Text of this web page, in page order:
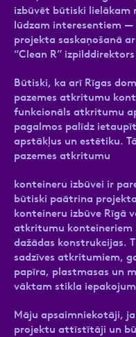
izbūvēt būtiski lielākam
lūdzam interesentiem
projekta saskaņošanā
“Clean R”
Būtiski, ka arī Rīgas
pazemes atkritumu
funkcionāls atkritumu
pagalmos palīdz
apstākļus un estētiku.
pazemes atkritumu
konteineru izbūvei ir
būtiski paātrina
konteineru izbūve Rīgā
atkritumu konteineriem
dažādas konstrukcijas.
sadzīves atkritumiem,
papīra, plastmasas un
vāktam stikla
Māju apsaimniekotāji,
projektu attīstītāji un